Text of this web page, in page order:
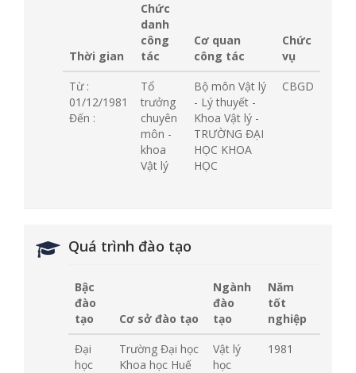
Thời gian
Chức
danh
công
tác
Cơ quan
công tác
Chức
vụ
Từ :
01/12/1981
Đến :
Tổ
trưởng
chuyên
môn -
khoa
Vật lý
Bộ môn Vật lý
- Lý thuyết -
Khoa Vật lý -
TRƯỜNG ĐẠI
HỌC KHOA
HỌC
CBGD
Quá trình đào tạo
Bậc
đào
tạo
Cơ sở đào tạo
Ngành
đào
tạo
Năm
tốt
nghiệp
Đại
học
Trường Đại học
Khoa học Huế
Vật lý
học
1981